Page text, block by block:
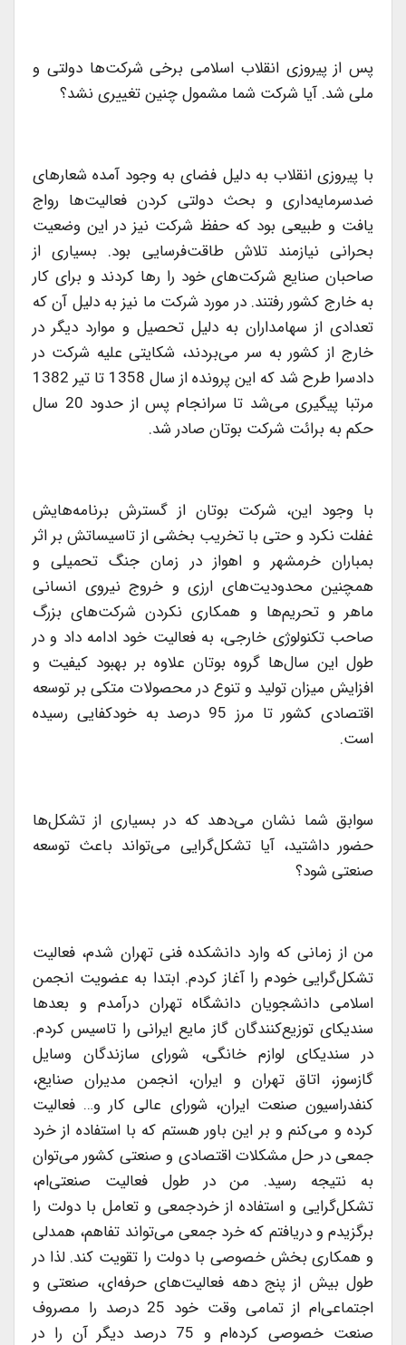
پس از پیروزی انقلاب اسلامی برخی شركت‌ها دولتی و
ملی شد. آیا شركت شما مشمول چنین تغییری نشد؟
با پیروزی انقلاب به دلیل فضای به وجود آمده شعارهای
ضدسرمایه‌داری و بحث دولتی كردن فعالیت‌ها رواج
یافت و طبیعی بود كه حفظ شركت نیز در این وضعیت
بحرانی نیازمند تلاش طاقت‌فرسایی بود. بسیاری از
صاحبان صنایع شركت‌های خود را رها كردند و برای كار
به خارج كشور رفتند. در مورد شركت ما نیز به دلیل آن كه
تعدادی از سهامداران به دلیل تحصیل و موارد دیگر در
خارج از كشور به سر می‌بردند، شكایتی علیه شركت در
دادسرا طرح شد كه این پرونده از سال 1358 تا تیر 1382
مرتبا پیگیری می‌شد تا سرانجام پس از حدود 20 سال
حكم به برائت شركت بوتان صادر شد.
با وجود این، شركت بوتان از گسترش برنامه‌هایش
غفلت نكرد و حتی با تخریب بخشی از تاسیساتش بر اثر
بمباران خرمشهر و اهواز در زمان جنگ تحمیلی و
همچنین محدودیت‌های ارزی و خروج نیروی انسانی
ماهر و تحریم‌ها و همكاری نكردن شركت‌های بزرگ
صاحب تكنولوژی خارجی، به فعالیت خود ادامه داد و در
طول این سال‌ها گروه بوتان علاوه بر بهبود كیفیت و
افزایش میزان تولید و تنوع در محصولات متكی بر توسعه
اقتصادی كشور تا مرز 95 درصد به خودكفایی رسیده
است.
سوابق شما نشان می‌دهد كه در بسیاری از تشكل‌ها
حضور داشتید، آیا تشكل‌گرایی می‌تواند باعث توسعه
صنعتی شود؟
من از زمانی كه وارد دانشكده فنی تهران شدم، فعالیت
تشكل‌گرایی خودم را آغاز كردم. ابتدا به عضویت انجمن
اسلامی دانشجویان دانشگاه تهران درآمدم و بعدها
سندیكای توزیع‌كنندگان گاز مایع ایرانی را تاسیس كردم.
در سندیكای لوازم خانگی، شورای سازندگان وسایل
گازسوز، اتاق تهران و ایران، انجمن مدیران صنایع،
كنفدراسیون صنعت ایران، شورای عالی كار و… فعالیت
كرده و می‌كنم و بر این باور هستم كه با استفاده از خرد
جمعی در حل مشكلات اقتصادی و صنعتی كشور می‌توان
به نتیجه رسید. من در طول فعالیت صنعتی‌ام،
تشكل‌گرایی و استفاده از خردجمعی و تعامل با دولت را
برگزیدم و دریافتم كه خرد جمعی می‌تواند تفاهم، همدلی
و همكاری بخش خصوصی با دولت را تقویت كند. لذا در
طول بیش از پنج دهه فعالیت‌های حرفه‌ای، صنعتی و
اجتماعی‌ام از تمامی وقت خود 25 درصد را مصروف
صنعت خصوصی كرده‌ام و 75 درصد دیگر آن را در